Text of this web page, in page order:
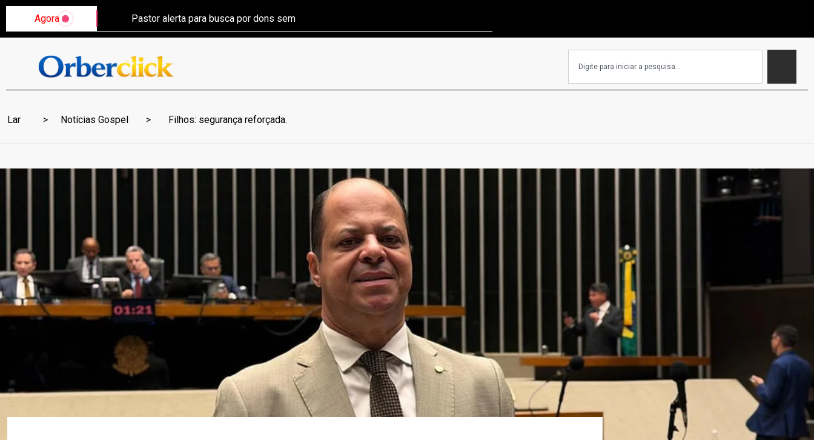
Agora Pastor alerta para busca por dons sem
Lar Notícias Gospel Filhos: segurança reforçada.